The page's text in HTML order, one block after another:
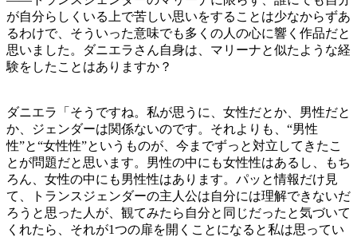
が自分らしくいる上で苦しい思いをすることは少なからずあ
るわけで、そういった意味でも多くの人の心に響く作品だと
思いました。ダニエラさん自身は、マリーナと似たような経
験をしたことはありますか？
ダニエラ「そうですね。私が思うに、女性だとか、男性だと
か、ジェンダーは関係ないのです。それよりも、“男性
性”と“女性性”というものが、今までずっと対立してきたこ
とが問題だと思います。男性の中にも女性性はあるし、もち
ろん、女性の中にも男性性はあります。パッと情報だけ見
て、トランスジェンダーの主人公は自分には理解できないだ
ろうと思った人が、観てみたら自分と同じだったと気づいて
くれたら、それが1つの扉を開くことになると私は思ってい